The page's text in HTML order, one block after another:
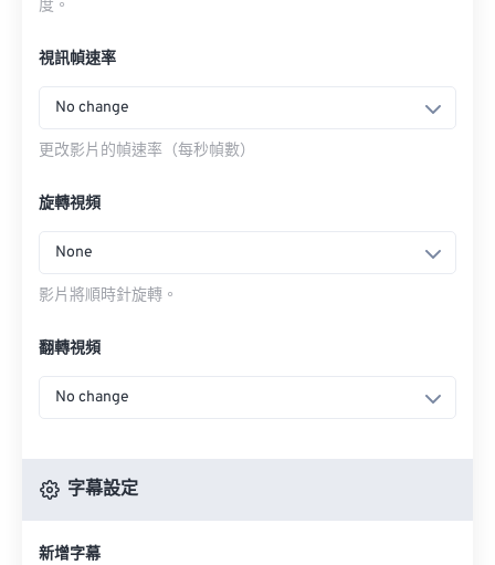
度。
視訊幀速率
No change
更改影片的幀速率（每秒幀數）
旋轉視頻
None
影片將順時針旋轉。
翻轉視頻
No change
字幕設定
新增字幕